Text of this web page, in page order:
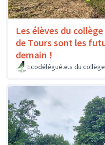
Les élèves du
de Tours sont les
demain !
Ecodélégué.e.s du